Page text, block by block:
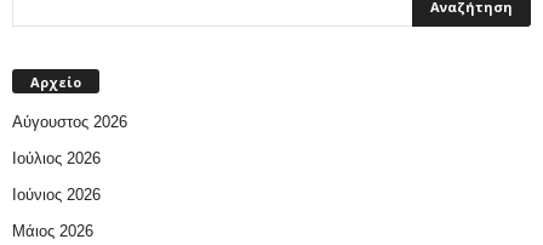
Αρχείο
Αύγουστος 2026
Ιούλιος 2026
Ιούνιος 2026
Μάιος 2026